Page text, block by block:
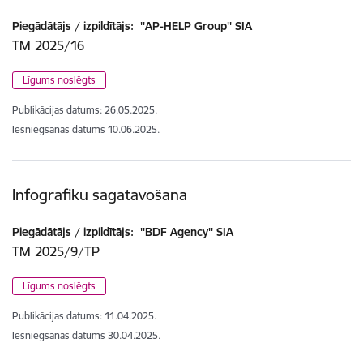
Piegādātājs / izpildītājs: ''AP-HELP Group'' SIA
TM 2025/16
Līgums noslēgts
Publikācijas datums: 26.05.2025.
Iesniegšanas datums 10.06.2025.
Infografiku sagatavošana
Piegādātājs / izpildītājs: ''BDF Agency'' SIA
TM 2025/9/TP
Līgums noslēgts
Publikācijas datums: 11.04.2025.
Iesniegšanas datums 30.04.2025.